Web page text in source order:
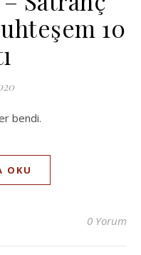
10
bendi.
OKU
0 Yorum